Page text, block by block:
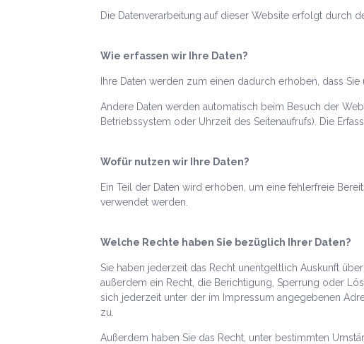
Die Datenverarbeitung auf dieser Website erfolgt durch
Wie erfassen wir Ihre Daten?
Ihre Daten werden zum einen dadurch erhoben, dass
Andere Daten werden automatisch beim Besuch der
Betriebssystem oder Uhrzeit des Seitenaufrufs). Die
Wofür nutzen wir Ihre Daten?
Ein Teil der Daten wird erhoben, um eine fehlerfreie
verwendet werden.
Welche Rechte haben Sie bezüglich Ihrer Daten?
Sie haben jederzeit das Recht unentgeltlich Auskunft
außerdem ein Recht, die Berichtigung, Sperrung oder
sich jederzeit unter der im Impressum angegebenen
zu.
Außerdem haben Sie das Recht, unter bestimmten